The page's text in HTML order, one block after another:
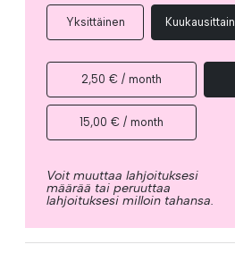
Yksittäinen Kuukausittain
2,50 € / month
15,00 € / month
Voit muuttaa lahjoituksesi
määrää tai peruuttaa
lahjoituksesi milloin tahansa.